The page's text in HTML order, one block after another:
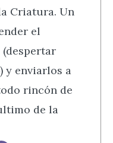
Criatura. Un
el
(despertar
y enviarlos a
rincón de
de la